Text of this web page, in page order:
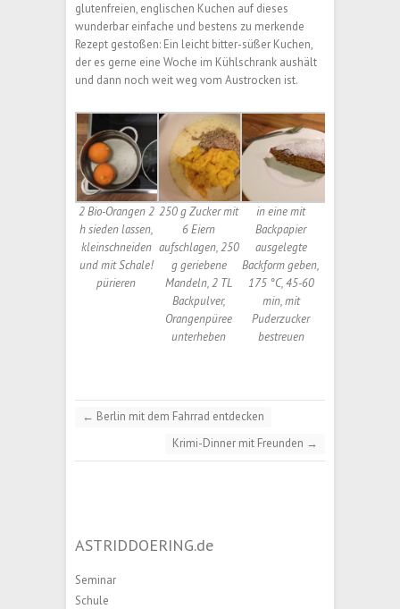
glutenfreien, englischen Kuchen auf dieses
wunderbar einfache und bestens zu merkende
Rezept gestoßen: Ein leicht bitter-süßer Kuchen,
der es gerne eine Woche im Kühlschrank aushält
und dann noch weit weg vom Austrocken ist.
2 Bio-Orangen 2
h sieden lassen,
kleinschneiden
und mit Schale!
pürieren
250 g Zucker mit
6 Eiern
aufschlagen, 250
g geriebene
Mandeln, 2 TL
Backpulver,
Orangenpüree
unterheben
in eine mit
Backpapier
ausgelegte
Backform geben,
175 °C, 45-60
min, mit
Puderzucker
bestreuen
← Berlin mit dem Fahrrad entdecken
Krimi-Dinner mit Freunden →
ASTRIDDOERING.de
Seminar
Schule